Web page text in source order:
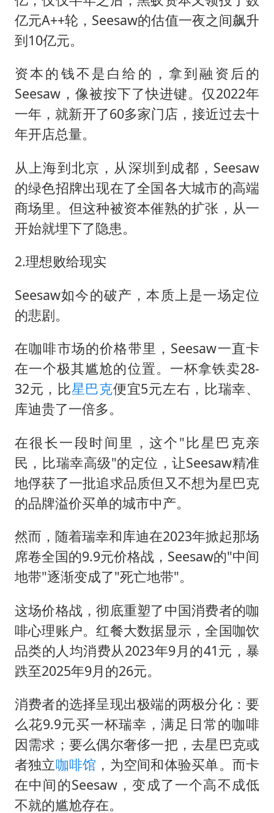
亿元A++轮，Seesaw的估值一夜之间飙升
到10亿元。
资本的钱不是白给的，拿到融资后的
Seesaw，像被按下了快进键。仅2022年
一年，就新开了60多家门店，接近过去十
年开店总量。
从上海到北京，从深圳到成都，Seesaw
的绿色招牌出现在了全国各大城市的高端
商场里。但这种被资本催熟的扩张，从一
开始就埋下了隐患。
2.理想败给现实
Seesaw如今的破产，本质上是一场定位
的悲剧。
在咖啡市场的价格带里，Seesaw一直卡
在一个极其尴尬的位置。一杯拿铁卖28-
32元，比星巴克便宜5元左右，比瑞幸、
库迪贵了一倍多。
在很长一段时间里，这个"比星巴克亲
民，比瑞幸高级"的定位，让Seesaw精准
地俘获了一批追求品质但又不想为星巴克
的品牌溢价买单的城市中产。
然而，随着瑞幸和库迪在2023年掀起那场
席卷全国的9.9元价格战，Seesaw的"中间
地带"逐渐变成了"死亡地带"。
这场价格战，彻底重塑了中国消费者的咖
啡心理账户。红餐大数据显示，全国咖饮
品类的人均消费从2023年9月的41元，暴
跌至2025年9月的26元。
消费者的选择呈现出极端的两极分化：要
么花9.9元买一杯瑞幸，满足日常的咖啡
因需求；要么偶尔奢侈一把，去星巴克或
者独立咖啡馆 ，为空间和体验买单。而卡
在中间的Seesaw，变成了一个高不成低
不就的尴尬存在。